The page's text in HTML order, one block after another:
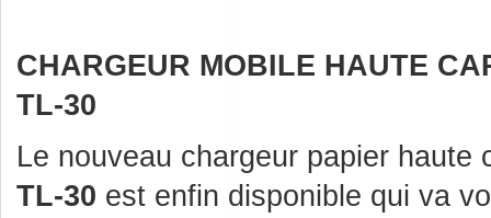
CHARGEUR MOBILE HAUTE
TL-30
Le nouveau chargeur papier haute
TL-30 est enfin disponible qui va